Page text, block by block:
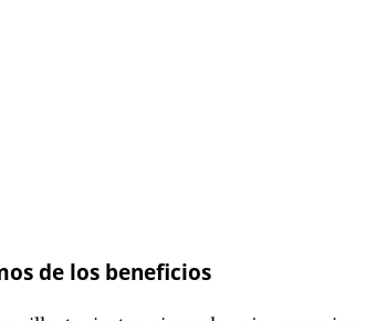
de los beneficios